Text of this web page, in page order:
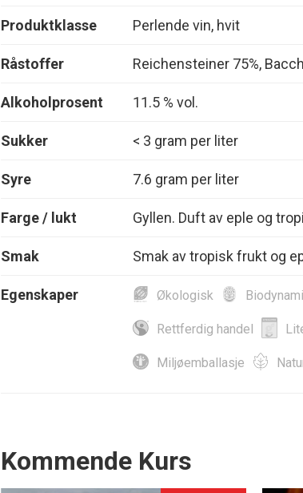
Produktklasse Perlende vin, hvit
Råstoffer Reichensteiner 75%,
Alkoholprosent 11.5 % vol.
Sukker < 3 gram per liter
Syre 7.6 gram per liter
Farge / lukt Gyllen. Duft av eple og
Smak Smak av tropisk frukt og
Egenskaper Økologisk
Rettferdig handel
Miljøemballasje
Events
Kommende Kurs